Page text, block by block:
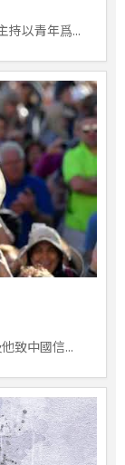
持以青年爲...
致中國信...